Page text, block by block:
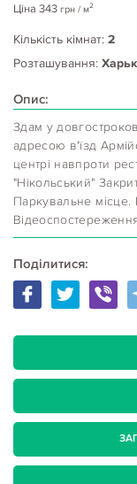
Ціна 343 грн / м2
Кількість кімнат: 2
Розташування:
Опис:
Здам у
адресою в'їзд
центрі навпроти
"Нікольський"
Паркувальне місце.
Поділитися: